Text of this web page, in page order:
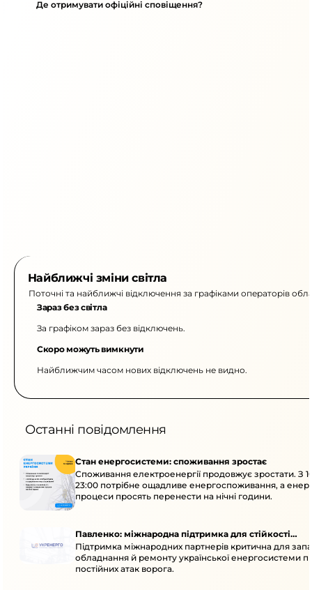
Де отримувати офіційні сповіщення?
Найближчі зміни світла
Поточні та найближчі відключення за графіками операторів
Зараз без світла
За графіком зараз без відключень.
Скоро можуть вимкнути
Найближчим часом нових відключень не видно.
Останні повідомлення
Стан енергосистеми: споживання зростає
Споживання електроенергії продовжує зростати. З
23:00 потрібне ощадливе енергоспоживання, а
процеси просять перенести на нічні години.
Павленко: міжнародна підтримка для стійкості
енергосистеми
Підтримка міжнародних партнерів критична для
обладнання й ремонту української енергосистеми
постійних атак ворога.